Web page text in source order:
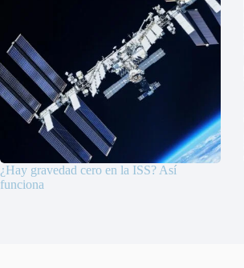
¿Hay gravedad cero en la ISS? Así
funciona